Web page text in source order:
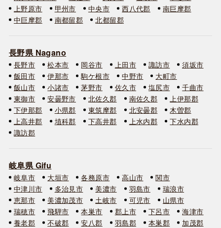
上野原市
甲州市 中央市 西八代郡
南巨摩郡
中巨摩郡
南都留郡 北都留郡
長野県 Nagano
長野市 松本市 岡谷市 上田市 諏訪市
須坂市
飯田市
伊那市 駒ケ根市 中野市
大町市
飯山市
小諸市 茅野市 佐久市 塩尻市
千曲市
東御市
安曇野市 北佐久郡 南佐久郡
上伊那郡
下伊那郡
小県郡 東筑摩郡 北安曇郡
木曽郡
上高井郡
埴科郡 下高井郡 上水内郡
下水内郡
諏訪郡
岐阜県 Gifu
岐阜市 大垣市 各務原市 高山市
関市
中津川市
多治見市 美濃市 羽島市
瑞浪市
恵那市
美濃加茂市 土岐市 可児市
山県市
瑞穂市
飛騨市 本巣市 郡上市 下呂市
海津市
養老郡
不破郡 安八郡 羽島郡 本巣郡
加茂郡